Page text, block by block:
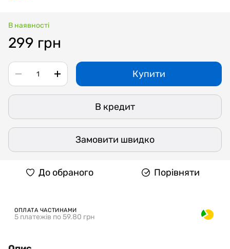
В наявності
299 грн
Купити
В кредит
Замовити швидко
До обраного Порівняти
ОПЛАТА ЧАСТИНАМИ
5 платежів по 59.80 грн